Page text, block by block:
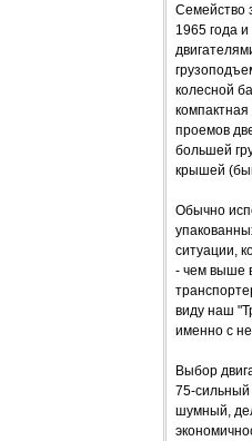
Семейство
1965 года
колесной
проемов
большей
крышей
Обычно
ситуации,
- чем выше
виду наш
именно с
Выбор
75-сильный
шумный,